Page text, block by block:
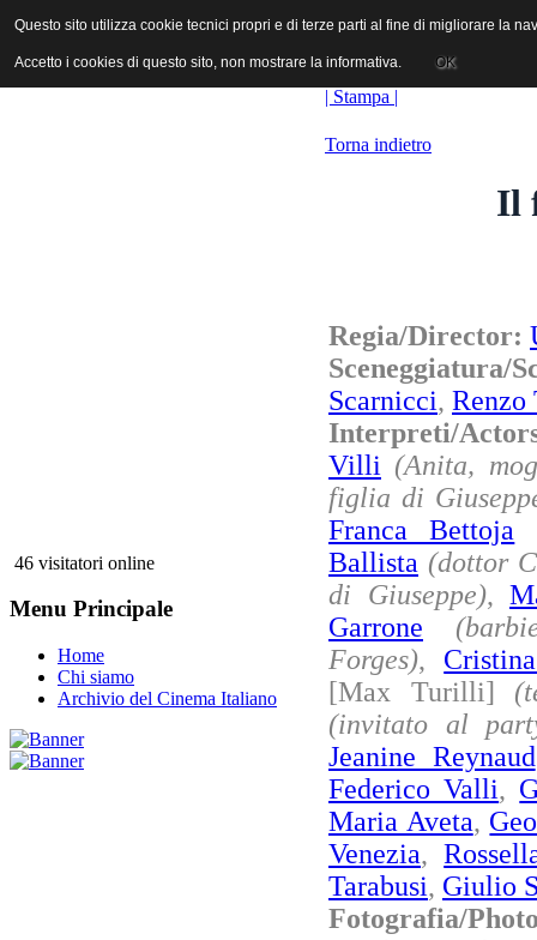
ANICA | Associazione Nazionale Industrie Cinematografiche
46 visitatori online
Menu Principale
Home
Chi siamo
Archivio del Cinema Italiano
| Stampa |
Torna indietro
Il
Regia/Director:
Scarnicci, Renzo
Interpreti/
Villi (Anita,
figlia di
Franca Bettoja
Ballista (dottor
di Giuseppe),
Garrone
Forges),
[Max Turilli]
(invitato al
Jeanine Reynaud
Federico Valli,
Maria Aveta,
Venezia,
Tarabusi, Giulio
Fotografia/
Questo sito utilizza cookie tecnici propri e di terze parti al fine di migliorare la
Accetto i cookies di questo sito, non mostrare la informativa. OK
Questo sito utilizza cookie tecnici propri e di terze parti al fine di migliorare la
Accetto i cookies di questo sito, non mostrare la informativa. OK